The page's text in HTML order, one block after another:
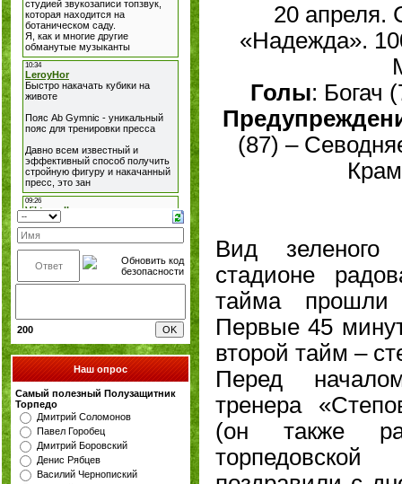
200
Наш опрос
Самый полезный Полузащитник
Торпедо
Дмитрий Соломонов
Павел Горобец
Дмитрий Боровский
Денис Рябцев
Василий Чернопиский
20 апреля.
«Надежда».
Голы: Богач
(87) –
Вид зеленого
стадионе
тайма
Первые 45
второй тайм –
Перед
тренера
(он также